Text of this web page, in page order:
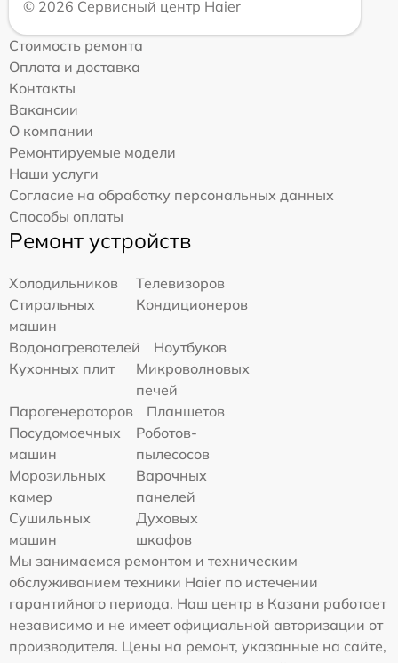
© 2026 Сервисный центр Haier
Стоимость ремонта
Оплата и доставка
Контакты
Вакансии
О компании
Ремонтируемые модели
Наши услуги
Согласие на обработку персональных данных
Способы оплаты
Ремонт устройств
Холодильников
Телевизоров
Стиральных
машин
Кондиционеров
Водонагревателей
Ноутбуков
Кухонных плит
Микроволновых
печей
Парогенераторов
Планшетов
Посудомоечных
машин
Роботов-
пылесосов
Морозильных
камер
Варочных
панелей
Сушильных
машин
Духовых
шкафов
Мы занимаемся ремонтом и техническим
обслуживанием техники Haier по истечении
гарантийного периода. Наш центр в Казани работает
независимо и не имеет официальной авторизации от
производителя. Цены на ремонт, указанные на сайте,